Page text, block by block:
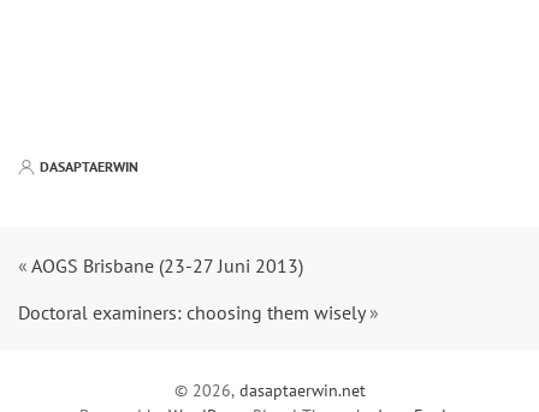
DASAPTAERWIN
« AOGS Brisbane (23-27 Juni 2013)
Doctoral examiners: choosing them wisely»
© 2026, dasaptaerwin.net